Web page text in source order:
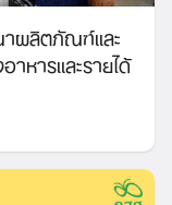
ผลิตภัณฑ์และ
หารและรายได้